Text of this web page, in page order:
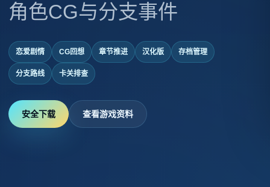
角色CG与分支事件
恋爱剧情 CG回想 章节推进 汉化版 存档管理
分支路线 卡关排查
安全下载 查看游戏资料